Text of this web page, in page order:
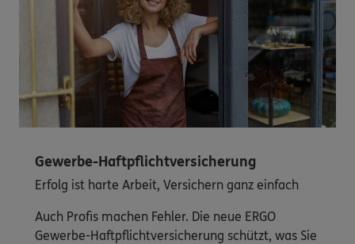
Gewerbe-Haftpflichtversicherung
Erfolg ist harte Arbeit, Versichern ganz einfach
Auch Profis machen Fehler. Die neue ERGO
Gewerbe-Haftpflichtversicherung schützt, was Sie